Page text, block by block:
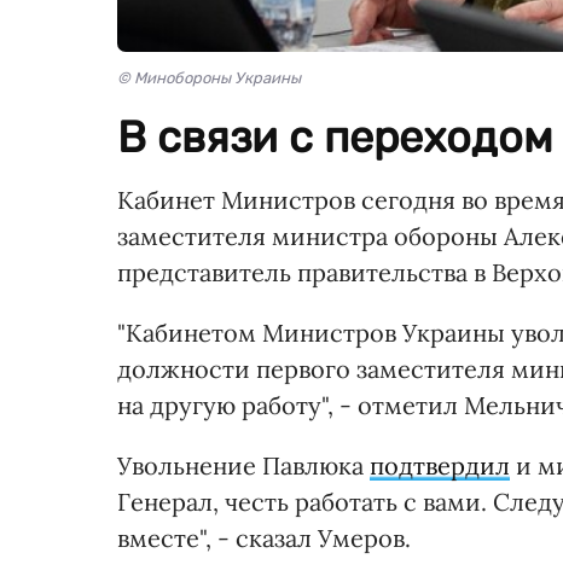
© Минобороны Украины
В связи с
Кабинет Министров сегодня во
заместителя министра обороны
представитель правительства в
"Кабинетом Министров Украины
должности первого заместителя
на другую работу", - отметил
Увольнение Павлюка подтвердил и
Генерал, честь работать с вами.
вместе", - сказал Умеров.